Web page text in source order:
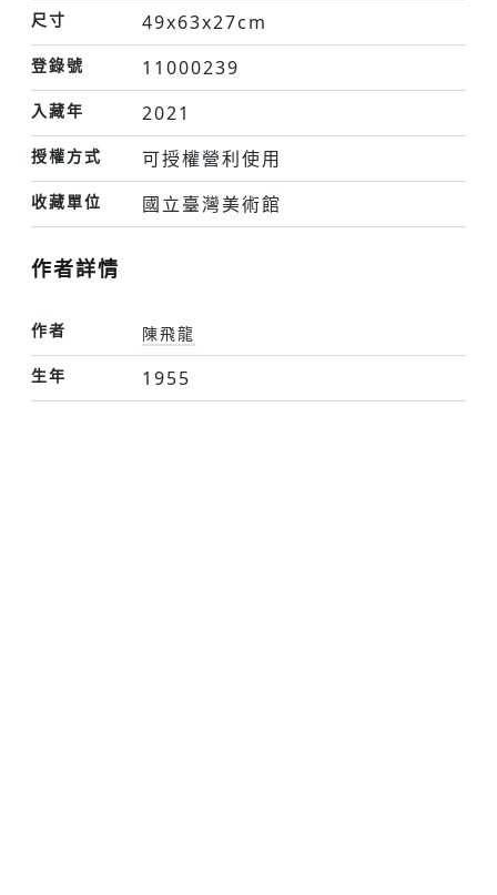
尺寸 49x63x27cm
登錄號 11000239
入藏年 2021
授權方式 可授權營利使用
收藏單位 國立臺灣美術館
作者詳情
作者
陳飛龍
生年
1955